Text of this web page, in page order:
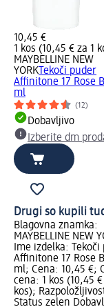
10,45 €
1 kos (10,45 € za 1
MAYBELLINE NEW
YORK Tekoči puder
Affinitone 17 Rose
ml
(12)
Dobavljivo
Izberite dm
Drugi so kupili
Blagovna znamka:
MAYBELLINE NEW
Ime izdelka: Tekoči
Affinitone 17 Rose
ml; Cena: 10,45 €;
cena: 1 kos (10,45 €
kos);
Status zelen